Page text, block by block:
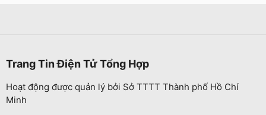
Trang Tin Điện Tử Tổng Hợp
Hoạt động được quản lý bởi Sở TTTT Thành phố Hồ Chí
Minh